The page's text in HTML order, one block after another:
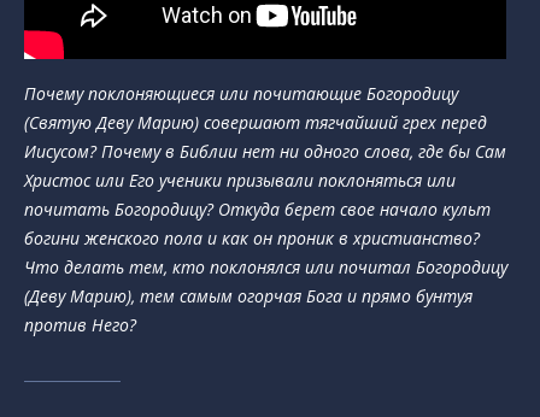
Почему поклоняющиеся или почитающие Богородицу
(Святую Деву Марию) совершают тягчайший грех перед
Иисусом? Почему в Библии нет ни одного слова, где бы Сам
Христос или Его ученики призывали поклоняться или
почитать Богородицу? Откуда берет свое начало культ
богини женского пола и как он проник в христианство?
Что делать тем, кто поклонялся или почитал Богородицу
(Деву Марию), тем самым огорчая Бога и прямо бунтуя
против Него?